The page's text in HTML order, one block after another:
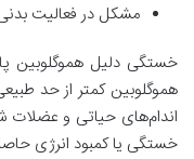
مشکل در فعالیت
خستگی دلیل هموگلوبین
هموگلوبین کمتر از حد
اندام‌های حیاتی و عضلات
خستگی یا کمبود انرژی